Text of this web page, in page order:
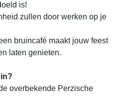
is!
zullen door werken op je
bruincafé maakt jouw feest
laten genieten.
overbekende Perzische